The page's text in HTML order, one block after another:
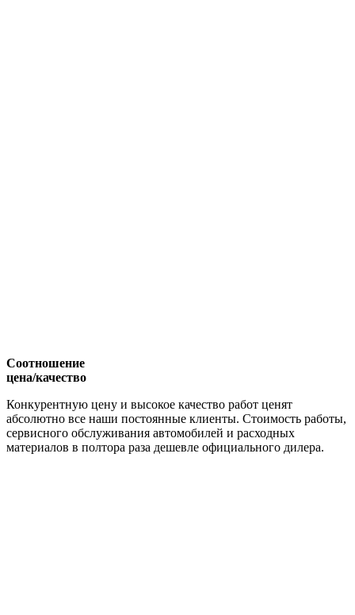
Соотношение
цена/качество
Конкурентную цену и высокое качество работ ценят
абсолютно все наши постоянные клиенты. Стоимость работы,
сервисного обслуживания автомобилей и расходных
материалов в полтора раза дешевле официального дилера.